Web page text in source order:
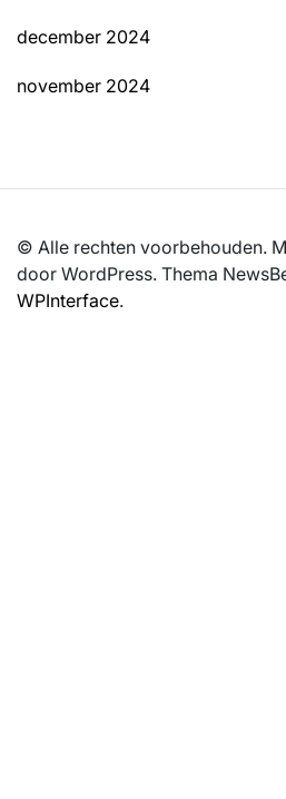
december 2024
november 2024
© Alle rechten voorbehouden.
door WordPress. Thema
WPInterface.